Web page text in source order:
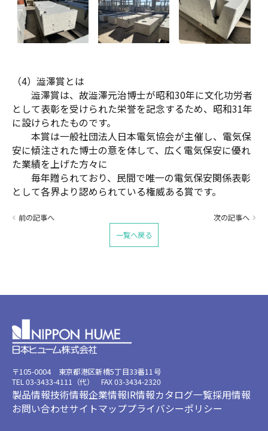
（4）澁澤賞とは
澁澤賞は、故澁澤元治博士が昭和30年に文化功労者
として表彰を受けられた栄誉を記念するため、昭和31年
に設けられたものです。
本賞は一般社団法人日本電気協会が主催し、電気保
安に傾注された博士の意を体して、広く電気保安に優れ
た業績を上げた方々に
毎年贈られており、民間で唯一の電気保安関係表彰
として各界より認められている権威ある賞です。
前の記事へ
次の記事へ
一覧へ戻る
〒105-0004 東京都港区新橋5丁目33番11号
TEL 03-3433-4111（代） FAX 03-3434-2320
製品情報技術情報企業情報IR情報カタログ一覧採用情報
お問い合わせサイトマッププライバシーポリシー